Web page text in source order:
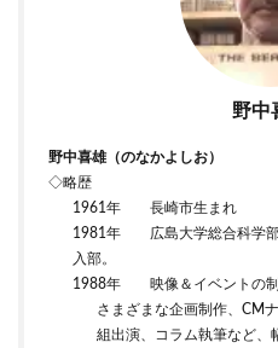
野中
野中喜雄（のなかよしお）
◇略歴
1961年 長崎市生まれ
1981年 広島大学総合科学部
入部。
1988年 映像＆イベントの制
さまざまな企画制作、CM
組出演、コラム執筆など、